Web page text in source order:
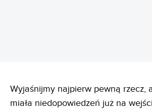
Wyjaśnijmy najpierw pewną rzecz,
miała niedopowiedzeń już na